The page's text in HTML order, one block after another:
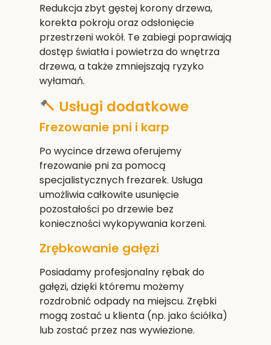
Redukcja zbyt gęstej korony drzewa,
korekta pokroju oraz odsłonięcie
przestrzeni wokół. Te zabiegi poprawiają
dostęp światła i powietrza do wnętrza
drzewa, a także zmniejszają ryzyko
wyłamań.
Usługi dodatkowe
Frezowanie pni i karp
Po wycince drzewa oferujemy
frezowanie pni za pomocą
specjalistycznych frezarek. Usługa
umożliwia całkowite usunięcie
pozostałości po drzewie bez
konieczności wykopywania korzeni.
Zrębkowanie gałęzi
Posiadamy profesjonalny rębak do
gałęzi, dzięki któremu możemy
rozdrobnić odpady na miejscu. Zrębki
mogą zostać u klienta (np. jako ściółka)
lub zostać przez nas wywiezione.